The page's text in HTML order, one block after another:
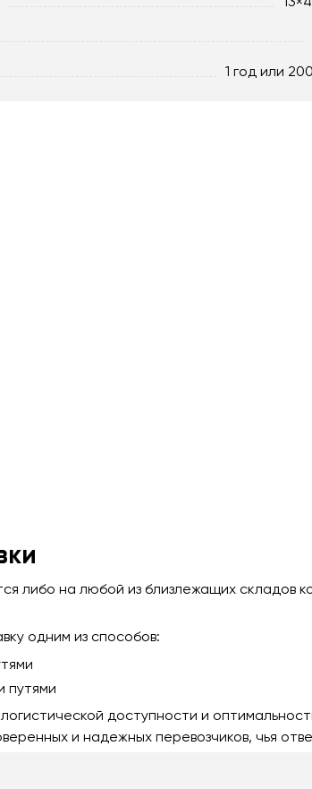
1 год или
либо на любой из близлежащих складов
одним из способов:
путями
доступности и
и надежных перевозчиков, чья